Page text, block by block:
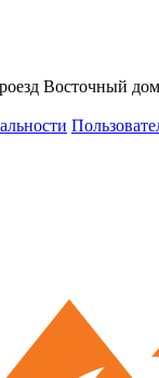
Восточный